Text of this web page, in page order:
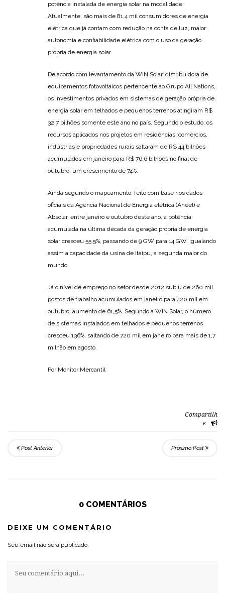
potência instalada de energia solar na modalidade.
Atualmente, são mais de 81,4 mil consumidores de energia
elétrica que já contam com redução na conta de luz, maior
autonomia e confiabilidade elétrica com o uso da geração
própria de energia solar.
De acordo com levantamento da WIN Solar, distribuidora de
equipamentos fotovoltaicos pertencente ao Grupo All Nations,
os investimentos privados em sistemas de geração própria de
energia solar em telhados e pequenos terrenos atingiram R$
32,7 bilhões somente este ano no país. Segundo o estudo, os
recursos aplicados nos projetos em residências, comércios,
indústrias e propriedades rurais saltaram de R$ 44 bilhões
acumulados em janeiro para R$ 76,6 bilhões no final de
outubro, um crescimento de 74%.
Ainda segundo o mapeamento, feito com base nos dados
oficiais da Agência Nacional de Energia elétrica (Aneel) e
Absolar, entre janeiro e outubro deste ano, a potência
acumulada na última década da geração própria de energia
solar cresceu 55,5%, passando de 9 GW para 14 GW, igualando
assim a capacidade da usina de Itaipu, a segunda maior do
mundo.
Já o nível de emprego no setor desde 2012 subiu de 260 mil
postos de trabalho acumulados em janeiro para 420 mil em
outubro, aumento de 61,5%. Segundo a WIN Solar, o número
de sistemas instalados em telhados e pequenos terrenos
cresceu 136%, saltando de 720 mil em janeiro para mais de 1,7
milhão em agosto.
Por Monitor Mercantil
Compartilh
e
Post Anterior Próximo Post
0 COMENTÁRIOS
DEIXE UM COMENTÁRIO
Seu email não será publicado.